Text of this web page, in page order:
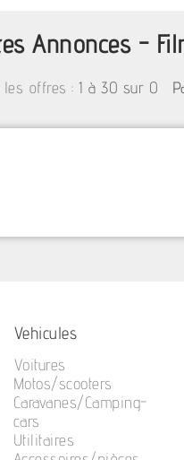
Annonces -
les offres :1 à 30 sur 0
Vehicules
Voitures
Motos/scooters
Caravanes/Camping-
cars
Utilitaires